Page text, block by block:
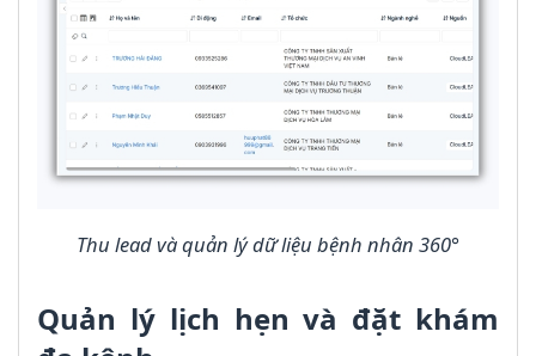
Thu lead và quản lý dữ liệu bệnh nhân 360°
Quản lý lịch hẹn và đặt khám